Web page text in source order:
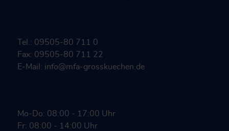
Tel.: 09505-80 711 0
Fax: 09505-80 711 22
E-Mail: info@mfa-grosskuechen.de
Mo-Do: 08:00 - 17:00 Uhr
Fr: 08:00 - 14:00 Uhr